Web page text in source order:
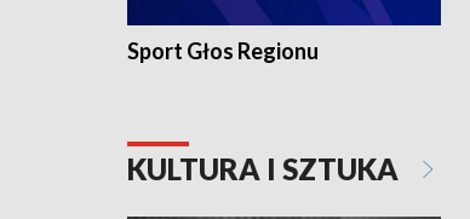
Sport Głos Regionu
KULTURA I SZTUKA